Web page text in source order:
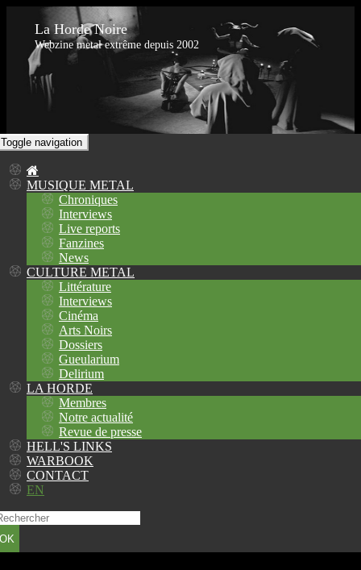
La Horde Noire
Webzine metal extrême depuis 2002
Toggle navigation
MUSIQUE METAL
Chroniques
Interviews
Live reports
Fanzines
News
CULTURE METAL
Littérature
Interviews
Cinéma
Arts Noirs
Dossiers
Gueularium
Delirium
LA HORDE
Membres
Notre actualité
Revue de presse
HELL'S LINKS
WARBOOK
CONTACT
EN
OK